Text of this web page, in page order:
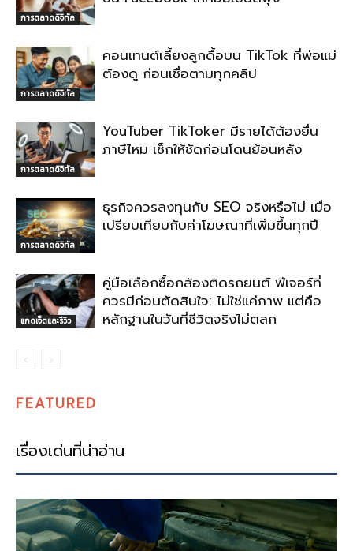
การตลาดดิจิทัล
การตลาดดิจิทัล
คอนเทนต์เลี้ยงลูกดื้อบน TikTok ที่พ่อแม่
ต้องดู ก่อนเชื่อตามทุกคลิป
การตลาดดิจิทัล
YouTuber TikToker มีรายได้ต้องยื่น
ภาษีไหม เช็กให้ชัดก่อนโดนย้อนหลัง
การตลาดดิจิทัล
ธุรกิจควรลงทุนกับ SEO จริงหรือไม่ เมื่อ
เปรียบเทียบกับค่าโฆษณาที่เพิ่มขึ้นทุกปี
แกดเจ็ตและรีวิว
คู่มือเลือกซื้อกล้องติดรถยนต์ ฟีเจอร์ที่
ควรมีก่อนตัดสินใจ: ไม่ใช่แค่ภาพ แต่คือ
หลักฐานในวันที่ชีวิตจริงไม่ตลก
FEATURED
เรื่องเด่นที่น่าอ่าน